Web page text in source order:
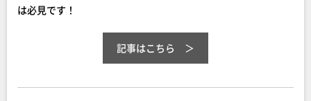
は必見です！
記事はこちら